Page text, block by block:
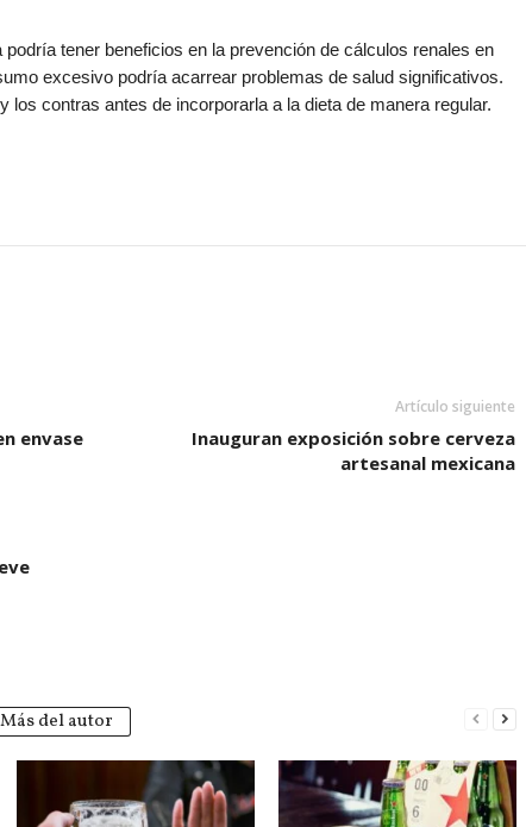
tener beneficios en la prevención de cálculos renales en
excesivo podría acarrear problemas de salud significativos.
los contras antes de incorporarla a la dieta de manera regular.
envase
Artículo siguiente
Inauguran exposición sobre cerveza
artesanal mexicana
Más del autor